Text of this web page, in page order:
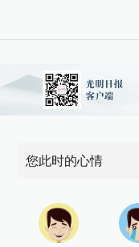
您此时的心情